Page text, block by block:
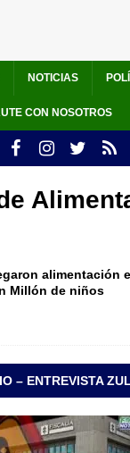
NOTICIAS
CON NOSOTROS
alimentación
Millón de niños
– ENTREVISTA